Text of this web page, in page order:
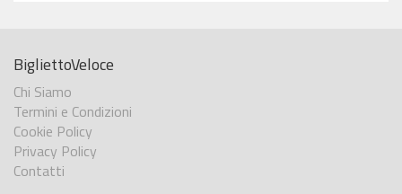
BigliettoVeloce
Chi Siamo
Termini e Condizioni
Cookie Policy
Privacy Policy
Contatti